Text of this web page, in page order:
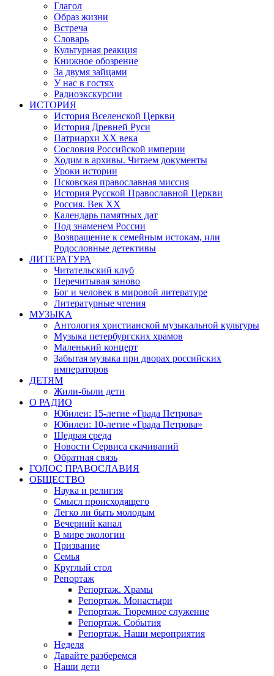
Глагол
Образ жизни
Встреча
Словарь
Культурная реакция
Книжное обозрение
За двумя зайцами
У нас в гостях
Радиоэкскурсии
ИСТОРИЯ
История Вселенской Церкви
История Древней Руси
Патриархи XX века
Сословия Российской империи
Ходим в архивы. Читаем документы
Уроки истории
Псковская православная миссия
История Русской Православной Церкви
Россия. Век ХХ
Календарь памятных дат
Под знаменем России
Возвращение к семейным истокам, или
Родословные детективы
ЛИТЕРАТУРА
Читательский клуб
Перечитывая заново
Бог и человек в мировой литературе
Литературные чтения
МУЗЫКА
Антология христианской музыкальной культуры
Музыка петербургских храмов
Маленький концерт
Забытая музыка при дворах российских
императоров
ДЕТЯМ
Жили-были дети
О РАДИО
Юбилеи: 15-летие «Града Петрова»
Юбилеи: 10-летие «Града Петрова»
Щедрая среда
Новости Сервиса скачиваний
Обратная связь
ГОЛОС ПРАВОСЛАВИЯ
ОБЩЕСТВО
Наука и религия
Смысл происходящего
Легко ли быть молодым
Вечерний канал
В мире экологии
Призвание
Семья
Круглый стол
Репортаж
Репортаж. Храмы
Репортаж. Монастыри
Репортаж. Тюремное служение
Репортаж. События
Репортаж. Наши мероприятия
Неделя
Давайте разберемся
Наши дети